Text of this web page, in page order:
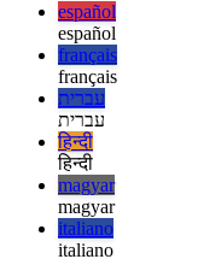
english
english
esperanto
esperanto
español
español
français
français
עברית
עברית
हिन्दी